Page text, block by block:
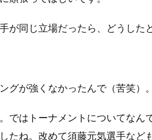
同じ立場だったら、どうした
グが強くなかったんで（苦笑）
はトーナメントについてなん
たね。改めて須藤元気選手な